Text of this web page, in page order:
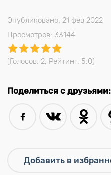
Опубликовано: 21 фев 2022
Просмотров: 33144
(Голосов: 2, Рейтинг: 5.0)
Поделиться с друзьями: